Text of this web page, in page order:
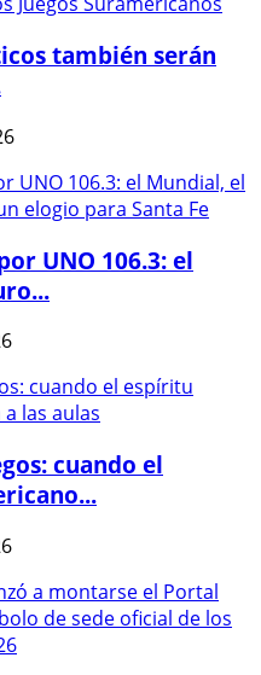
también serán
UNO 106.3: el
cuando el